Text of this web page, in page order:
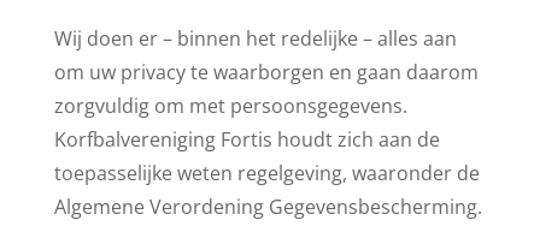
Wij doen er – binnen het redelijke – alles aan
om uw privacy te waarborgen en gaan daarom
zorgvuldig om met persoonsgegevens.
Korfbalvereniging Fortis houdt zich aan de
toepasselijke weten regelgeving, waaronder de
Algemene Verordening Gegevensbescherming.